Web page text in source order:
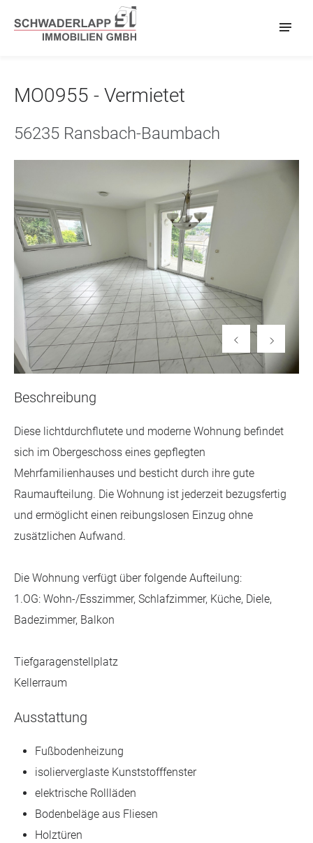
MO0955 - Vermietet
56235 Ransbach-Baumbach
Beschreibung
Diese lichtdurchflutete und moderne Wohnung befindet
sich im Obergeschoss eines gepflegten
Mehrfamilienhauses und besticht durch ihre gute
Raumaufteilung. Die Wohnung ist jederzeit bezugsfertig
und ermöglicht einen reibungslosen Einzug ohne
zusätzlichen Aufwand.
Die Wohnung verfügt über folgende Aufteilung:
1.OG: Wohn-/Esszimmer, Schlafzimmer, Küche, Diele,
Badezimmer, Balkon
Tiefgaragenstellplatz
Kellerraum
Ausstattung
Fußbodenheizung
isolierverglaste Kunststofffenster
elektrische Rollläden
Bodenbeläge aus Fliesen
Holztüren